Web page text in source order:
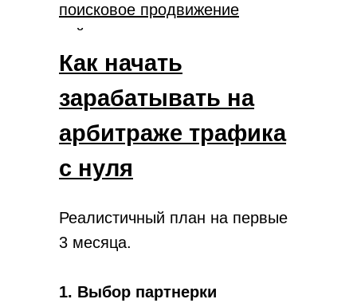
поисковое продвижение
сайтов, страницы в соцсетях,
YouTube-каналы. Долгая
стабильная и без банов.
Как начать
зарабатывать на
арбитраже трафика
с нуля
Реалистичный план на первые
3 месяца.
1. Выбор партнерки